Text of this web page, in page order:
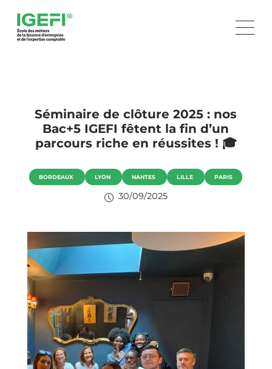
Séminaire de clôture 2025 : nos
Bac+5 IGEFI fêtent la fin d’un
parcours riche en réussites ! 🎓
BORDEAUX LYON NANTES LILLE PARIS
30/09/2025